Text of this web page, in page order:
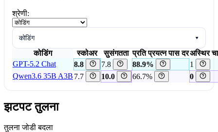
श्रेणी:
कोडिंग ▾
कोडिंग स्कोअर सुसंगतता प्रति प्रयत्न पास दरअस्थिर
GPT-5.2 Chat
8.8 7.8 88.9%
1
Qwen3.6 35B A3B 7.7 10.0 66.7% 0
झटपट तुलना
तुलना जोडी बदला